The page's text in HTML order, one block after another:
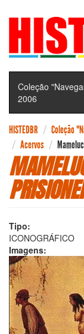
Pular
conteúdo
Coleção
2006
HISTEDBR
Coleção
Acervos
Tipo:
ICONOGRÁFICO
Imagens: